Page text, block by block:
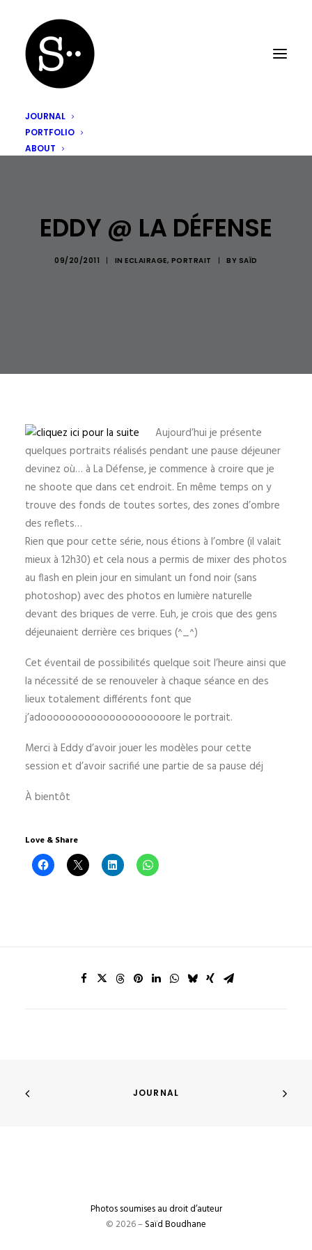
JOURNAL
PORTFOLIO
ABOUT
EDDY @ LA DÉFENSE
09/20/2011 | INECLAIRAGE, PORTRAIT | BY SAÏD
Aujourd’hui je présente
quelques portraits réalisés pendant une pause déjeuner
devinez où… à La Défense, je commence à croire que je
ne shoote que dans cet endroit. En même temps on y
trouve des fonds de toutes sortes, des zones d’ombre
des reflets…
Rien que pour cette série, nous étions à l’ombre (il valait
mieux à 12h30) et cela nous a permis de mixer des photos
au flash en plein jouren simulant un fond noir (sans
photoshop) avec des photos en lumière naturelle
devant des briques de verre. Euh, je crois que des gens
déjeunaient derrière ces briques (^_^)
Cet éventail de possibilités quelque soit l’heure ainsi que
la nécessité de se renouveler à chaque séance en des
lieux totalement différents font que
j’adooooooooooooooooooooore le portrait.
Merci à Eddy d’avoir jouer les modèles pour cette
session et d’avoir sacrifié une partie de sa pause déj
À bientôt
Love & Share
JOURNAL
Photos soumises au droit d’auteur
© 2026 –Saïd Boudhane